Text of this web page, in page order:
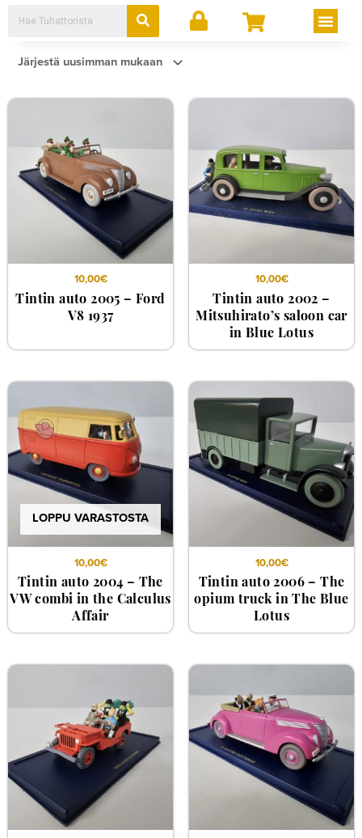
sisältöön
Search
10,00€
Tintin auto 2005 – Ford
V8 1937
10,00€
Tintin auto 2002 –
Mitsuhirato’s saloon car
in Blue Lotus
LOPPU VARASTOSTA
10,00€
Tintin auto 2004 – The
VW combi in the Calculus
Affair
10,00€
Tintin auto 2006 – The
opium truck in The Blue
Lotus